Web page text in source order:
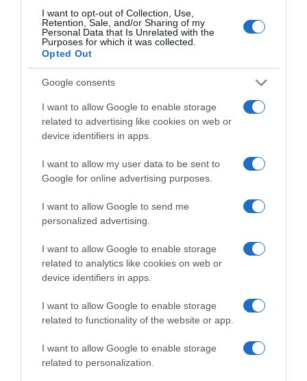
I want to opt-out of Collection, Use,
Retention, Sale, and/or Sharing of my
Personal Data that Is Unrelated with the
Purposes for which it was collected.
Opted Out
Google consents
I want to allow Google to enable storage
related to advertising like cookies on web or
device identifiers in apps.
I want to allow my user data to be sent to
Google for online advertising purposes.
I want to allow Google to send me
personalized advertising.
I want to allow Google to enable storage
related to analytics like cookies on web or
device identifiers in apps.
I want to allow Google to enable storage
related to functionality of the website or app.
I want to allow Google to enable storage
related to personalization.
ΑΘΛΗΤΙΚΑ